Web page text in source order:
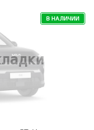
В НАЛИЧИИ